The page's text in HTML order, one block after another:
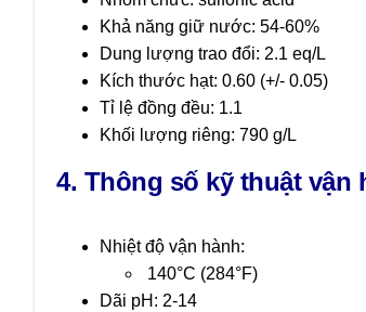
Khả năng giữ nước: 54-60%
Dung lượng trao đổi: 2.1 eq/L
Kích thước hạt: 0.60 (+/- 0.05)
Tỉ lệ đồng đều: 1.1
Khối lượng riêng: 790 g/L
4. Thông số kỹ thuật vận
Nhiệt độ vận hành:
140°C (284°F)
Dãi pH: 2-14